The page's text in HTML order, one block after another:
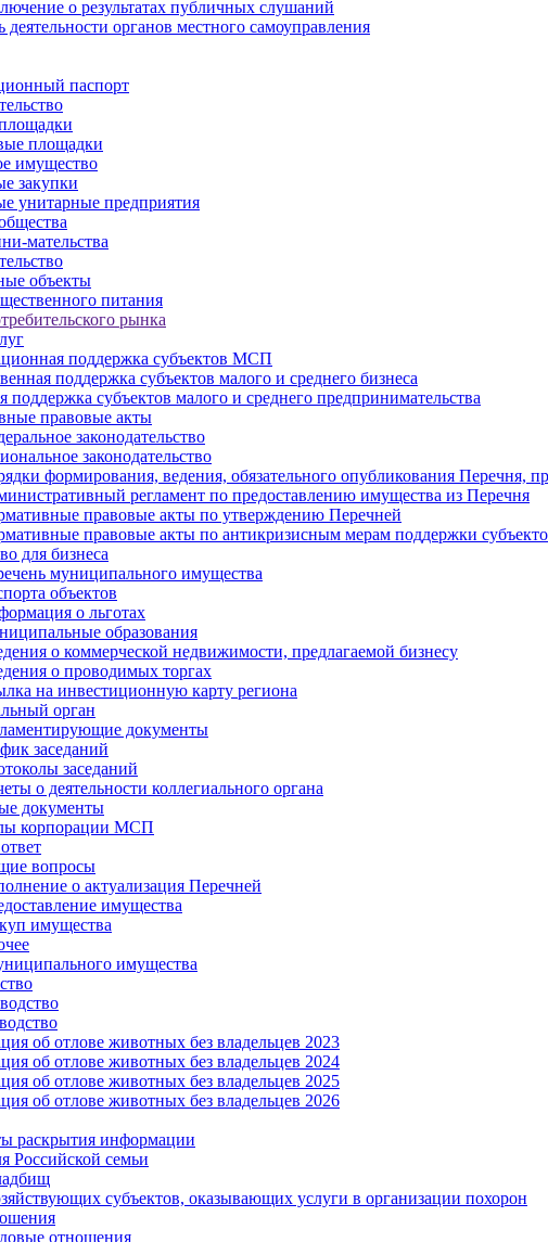
о результатах публичных слушаний
органов местного самоуправления
паспорт
площадки
имущество
закупки
унитарные предприятия
мательства
объекты
питания
рынка
поддержка субъектов МСП
поддержка субъектов малого и среднего бизнеса
поддержка субъектов малого и среднего предпринимательства
правовые акты
законодательство
законодательство
формирования, ведения, обязательного опубликования Перечня,
регламент по предоставлению имущества из Перечня
правовые акты по утверждению Перечней
правовые акты по антикризисным мерам поддержки
для бизнеса
муниципального имущества
объектов
о льготах
образования
о коммерческой недвижимости, предлагаемой бизнесу
о проводимых торгах
на инвестиционную карту региона
орган
документы
заседаний
заседаний
о деятельности коллегиального органа
документы
корпорации МСП
вопросы
о актуализация Перечней
имущества
имущества
имущества
об отлове животных без владельцев 2023
об отлове животных без владельцев 2024
об отлове животных без владельцев 2025
об отлове животных без владельцев 2026
раскрытия информации
Российской семьи
субъектов, оказывающих услуги в организации похорон
отношения